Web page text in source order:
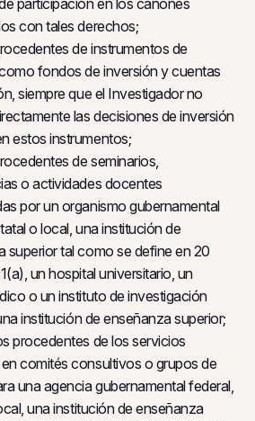
participación en los cánones
con tales derechos;
de instrumentos de
fondos de inversión y cuentas
siempre que el Investigador no
las decisiones de inversión
estos instrumentos;
de seminarios,
o actividades docentes
por un organismo gubernamental
o local, una institución de
superior tal como se define en 20
un hospital universitario, un
o un instituto de investigación
institución de enseñanza superior;
procedentes de los servicios
comités consultivos o grupos de
una agencia gubernamental federal,
una institución de enseñanza